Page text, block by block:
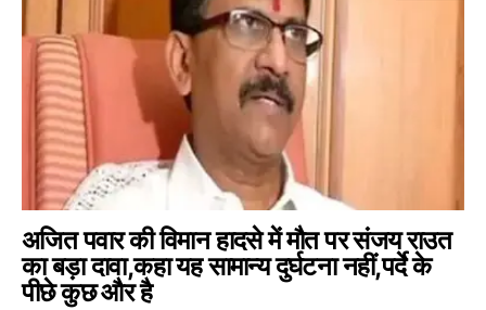
अजित पवार की विमान हादसे में मौत पर संजय राउत
का बड़ा दावा,कहा यह सामान्य दुर्घटना नहीं,पर्दे के
पीछे कुछ और है